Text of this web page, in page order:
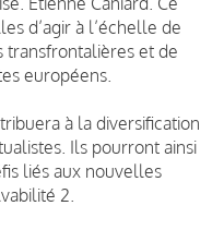
d’agir à l’échelle de
transfrontalières et de
européens.
à la diversification
Ils pourront ainsi
liés aux nouvelles
2.